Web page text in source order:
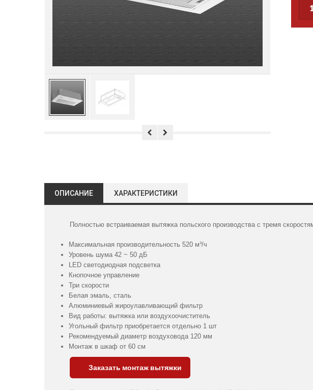
ОПИСАНИЕ ХАРАКТЕРИСТИКИ
Полностью встраиваемая вытяжка польского производства с тремя
Максимальная производительность 520 м³/ч
Уровень шума 42 ~ 50 дБ
LED светодиодная подсветка
Кнопочное управление
Три скорости
Белая эмаль, сталь
Алюминиевый жироулавливающий фильтр
Вид работы: вытяжка или воздухоочиститель
Угольный фильтр приобретается отдельно 1 шт
Рекомендуемый диаметр воздуховода 120 мм
Монтаж в шкаф от 60 см
Заказать монтаж вытяжки